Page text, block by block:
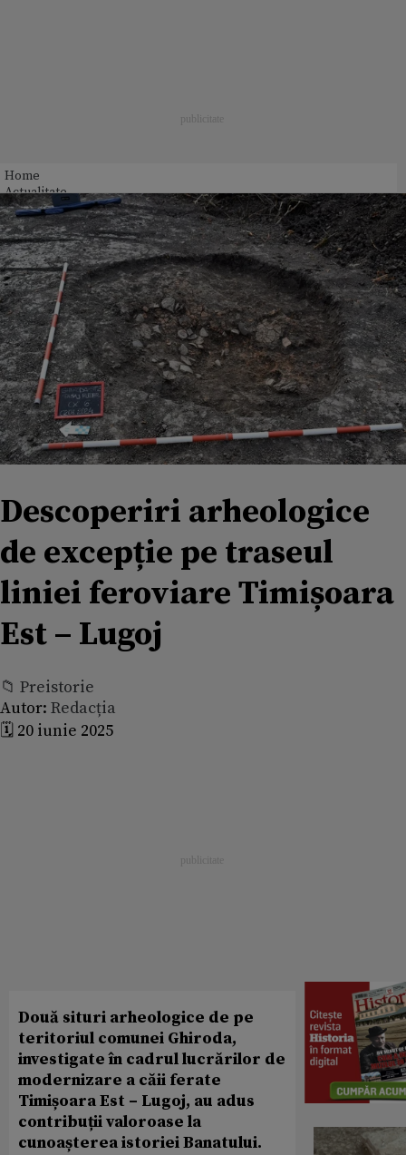
Home
Actualitate
Descoperiri arheologice
de excepție pe traseul
liniei feroviare Timișoara
Est – Lugoj
📁 Preistorie
Autor: Redacția
🗓️ 20 iunie 2025
Două situri arheologice de pe
teritoriul comunei Ghiroda,
investigate în cadrul lucrărilor de
modernizare a căii ferate
Timișoara Est – Lugoj, au adus
contribuții valoroase la
cunoașterea istoriei Banatului.